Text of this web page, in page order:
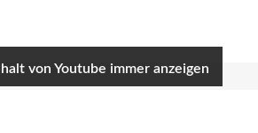
von Youtube immer anzeigen